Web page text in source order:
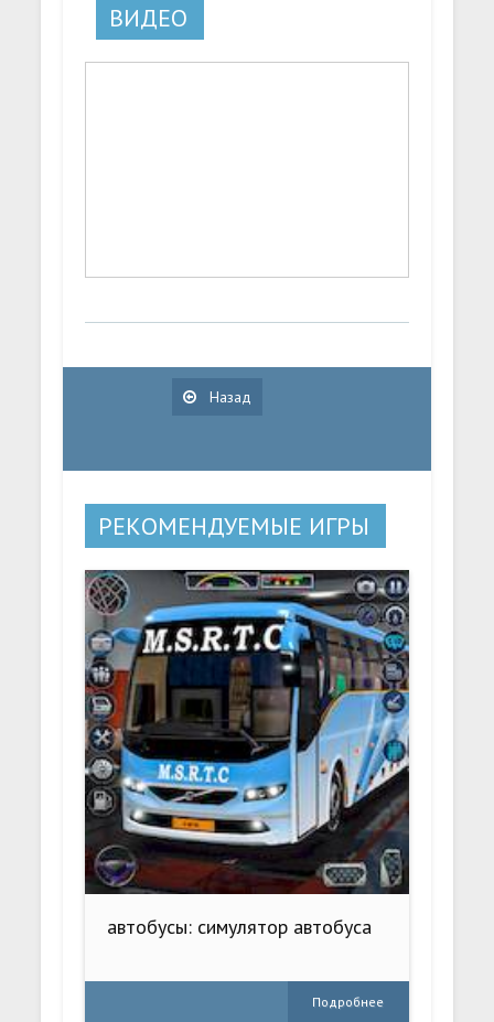
ВИДЕО
Назад
РЕКОМЕНДУЕМЫЕ ИГРЫ
автобусы: симулятор автобуса
Подробнее